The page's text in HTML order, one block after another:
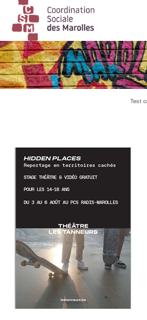
Main Navigation
Test